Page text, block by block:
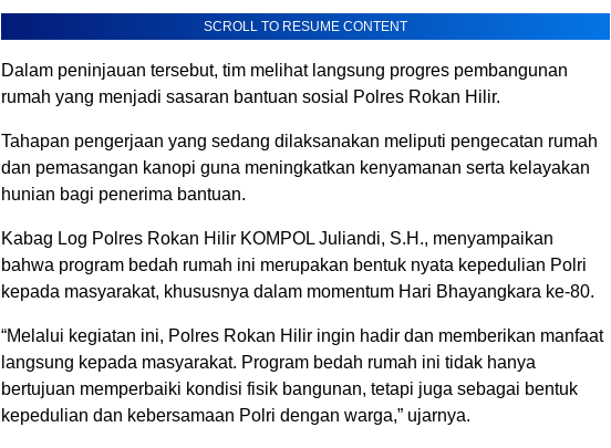
SCROLL TO RESUME CONTENT
Dalam peninjauan tersebut, tim melihat langsung progres pembangunan
rumah yang menjadi sasaran bantuan sosial Polres Rokan Hilir.
Tahapan pengerjaan yang sedang dilaksanakan meliputi pengecatan rumah
dan pemasangan kanopi guna meningkatkan kenyamanan serta kelayakan
hunian bagi penerima bantuan.
Kabag Log Polres Rokan Hilir KOMPOL Juliandi, S.H., menyampaikan
bahwa program bedah rumah ini merupakan bentuk nyata kepedulian Polri
kepada masyarakat, khususnya dalam momentum Hari Bhayangkara ke-80.
“Melalui kegiatan ini, Polres Rokan Hilir ingin hadir dan memberikan manfaat
langsung kepada masyarakat. Program bedah rumah ini tidak hanya
bertujuan memperbaiki kondisi fisik bangunan, tetapi juga sebagai bentuk
kepedulian dan kebersamaan Polri dengan warga,” ujarnya.